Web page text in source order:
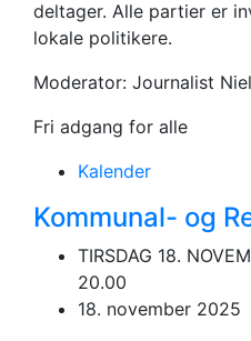
deltager. Alle partier er
lokale politikere.
Moderator: Journalist
Fri adgang for alle
Kalender
Kommunal- og
TIRSDAG 18.
20.00
18. november 2025